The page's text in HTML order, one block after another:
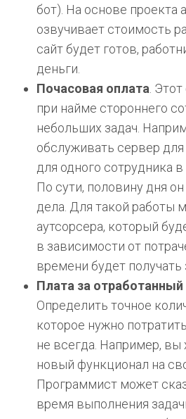
бот). На основе проекта
озвучивает стоимость
сайт будет готов,
деньги.
Почасовая оплата .
при найме стороннего
небольших задач.
обслуживать сервер
для одного сотрудника
По сути, половину дня
дела. Для такой работы
аутсорсера, который
в зависимости от
времени будет получать
Плата за отработанный
Определить точное
которое нужно
не всегда. Например, вы
новый функционал на
Программист может
время выполнения